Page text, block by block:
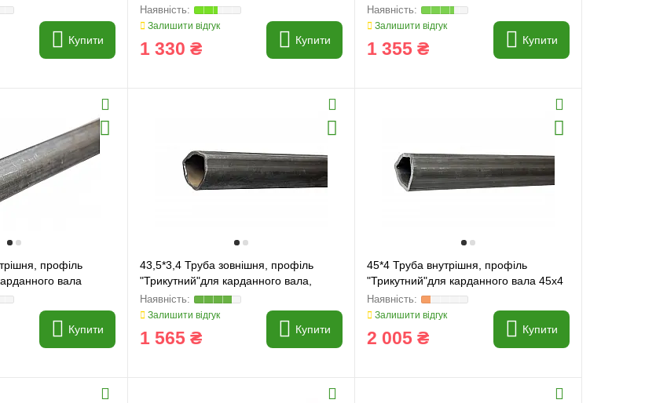
Купити
Залишити відгук
1 330 ₴ Купити
36x3.2
Залишити відгук
1 355 ₴ Купити
профіль
вала
труби по 1,5м)
Купити
43,5*3,4 Труба зовнішня, профіль
"Трикутний"для карданного вала,
43.5x3.4
Залишити відгук
1 565 ₴ Купити
45*4 Труба внутрішня, профіль
"Трикутний"для карданного вала 45x4
Залишити відгук
2 005 ₴ Купити